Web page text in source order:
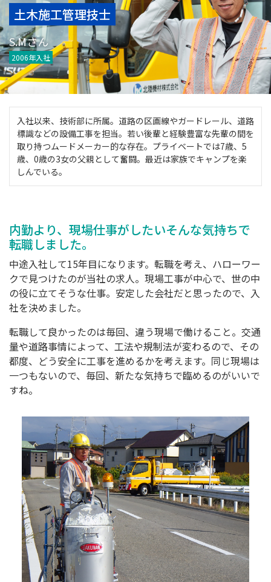
土木施工管理技士
S.Mさん
2006年入社
入社以来、技術部に所属。道路の区画線やガードレール、道路
標識などの設備工事を担当。若い後輩と経験豊富な先輩の間を
取り持つムードメーカー的な存在。プライベートでは7歳、5
歳、0歳の3女の父親として奮闘。最近は家族でキャンプを楽
しんでいる。
内勤より、現場仕事がしたいそんな気持ちで
転職しました。
中途入社して15年目になります。転職を考え、ハローワー
クで見つけたのが当社の求人。現場工事が中心で、世の中
の役に立てそうな仕事。安定した会社だと思ったので、入
社を決めました。
転職して良かったのは毎回、違う現場で働けること。交通
量や道路事情によって、工法や規制法が変わるので、その
都度、どう安全に工事を進めるかを考えます。同じ現場は
一つもないので、毎回、新たな気持ちで臨めるのがいいで
すね。